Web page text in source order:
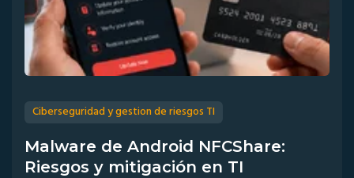
Ciberseguridad y gestion de riesgos TI
Malware de Android NFCShare:
Riesgos y mitigación en TI